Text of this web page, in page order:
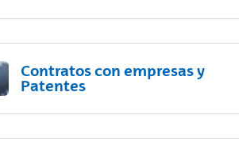
Contratos con empresas y
Patentes